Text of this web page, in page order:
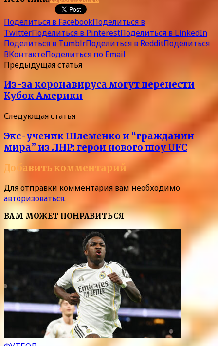
Поделиться в FacebookПоделиться в
TwitterПоделиться в PinterestПоделиться в LinkedIn
Поделиться в TumblrПоделиться в RedditПоделиться
ВКонтактеПоделиться по Email
Предыдущая статья
Из-за коронавируса могут перенести
Кубок Америки
Следующая статья
Экс-ученик Шлеменко и “гражданин
мира” из ЛНР: герои нового шоу UFC
Добавить комментарий
Для отправки комментария вам необходимо
авторизоваться.
ВАМ МОЖЕТ ПОНРАВИТЬСЯ